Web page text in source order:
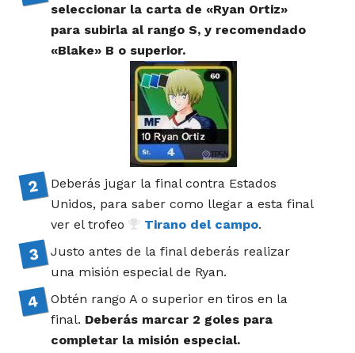
seleccionar la carta de «Ryan Ortiz»
para subirla al rango S, y recomendado
«Blake» B o superior.
Deberás jugar la final contra Estados
Unidos, para saber como llegar a esta final
ver el trofeo
Tirano del campo.
Justo antes de la final deberás realizar
una misión especial de Ryan.
Obtén rango A o superior en tiros en la
final. Deberás marcar 2 goles para
completar la misión especial.